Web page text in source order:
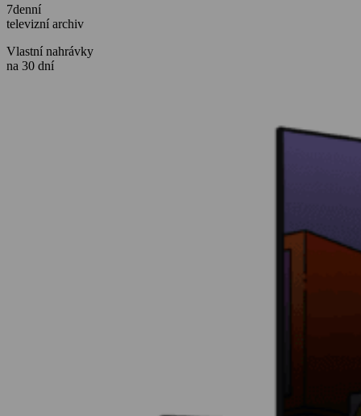
7denní
televizní archiv
Vlastní nahrávky
na 30 dní